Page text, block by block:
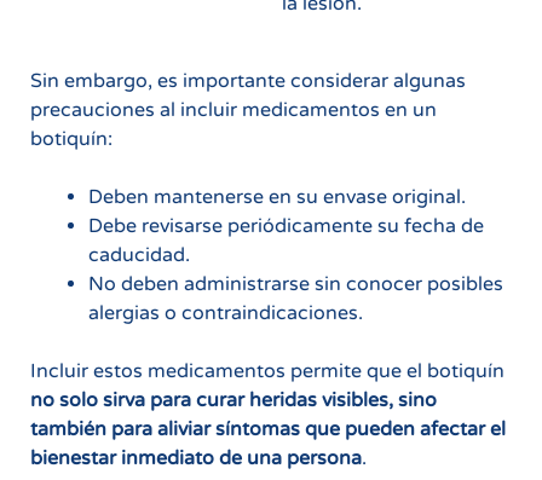
Sin embargo, es importante considerar algunas
precauciones al incluir medicamentos en un
botiquín:
Deben mantenerse en su envase original.
Debe revisarse periódicamente su fecha de
caducidad.
No deben administrarse sin conocer posibles
alergias o contraindicaciones.
Incluir estos medicamentos permite que el botiquín
no solo sirva para curar heridas visibles, sino
también para aliviar síntomas que pueden afectar el
bienestar inmediato de una persona.